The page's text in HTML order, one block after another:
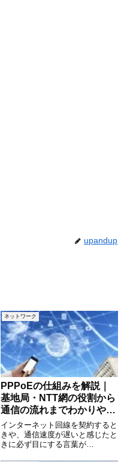
upandup
ネットワーク
PPPoEの仕組みを解説｜
基地局・NTT網の役割から
通信の流れまでわかりやす
く説明
インターネット回線を契約すると
きや、通信速度が遅いと感じたと
きに必ず目にする言葉が